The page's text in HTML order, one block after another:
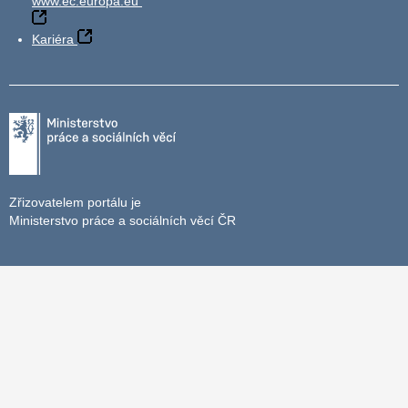
Kariéra
Zřizovatelem portálu je
Ministerstvo práce a sociálních věcí ČR